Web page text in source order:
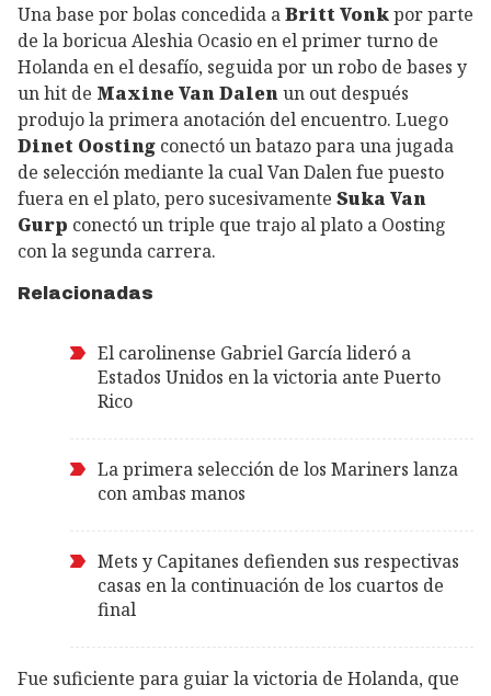
Una base por bolas concedida aBritt Vonkpor parte
de la boricua Aleshia Ocasio en el primer turno de
Holanda en el desafío, seguida por un robo de bases y
un hit de Maxine Van Dalenun out después
produjo la primera anotación del encuentro. Luego
Dinet Oosting conectó un batazo para una jugada
de selección mediante la cual Van Dalen fue puesto
fuera en el plato, pero sucesivamente Suka Van
Gurp conectó un triple que trajo al plato a Oosting
con la segunda carrera.
Relacionadas
El carolinense Gabriel García lideró a
Estados Unidos en la victoria ante Puerto
Rico
La primera selección de los Mariners lanza
con ambas manos
Mets y Capitanes defienden sus respectivas
casas en la continuación de los cuartos de
final
Fue suficiente para guiar la victoria de Holanda, que